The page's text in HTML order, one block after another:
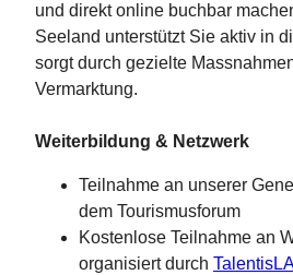
und direkt online buchbar
Seeland unterstützt Sie aktiv in
sorgt durch gezielte
Vermarktung.
Weiterbildung & Netzwerk
Teilnahme an unserer
dem Tourismusforum
Kostenlose Teilnahme an
organisiert durch